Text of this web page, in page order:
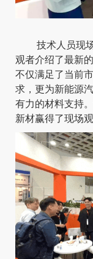
技术人员现
观者介绍了最新
不仅满足了当前
求，更为新能源
有力的材料支持
新材赢得了现场